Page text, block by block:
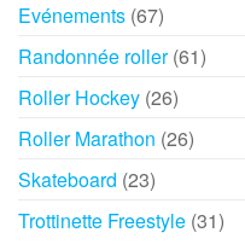
Evénements (67)
Randonnée roller(61)
Roller Hockey (26)
Roller Marathon (26)
Skateboard (23)
Trottinette Freestyle (31)